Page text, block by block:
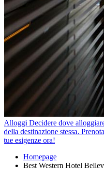
Alloggi Decidere dove
della destinazione stessa.
tue esigenze ora!
Homepage
Best Western Hotel